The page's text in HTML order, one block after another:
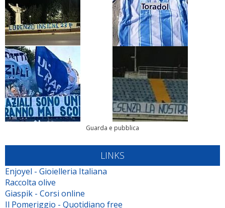
Guarda e pubblica
LINKS
Enjoyel - Gioielleria Italiana
Raccolta olive
Giaspik - Corsi online
Il Pomeriggio - Quotidiano free